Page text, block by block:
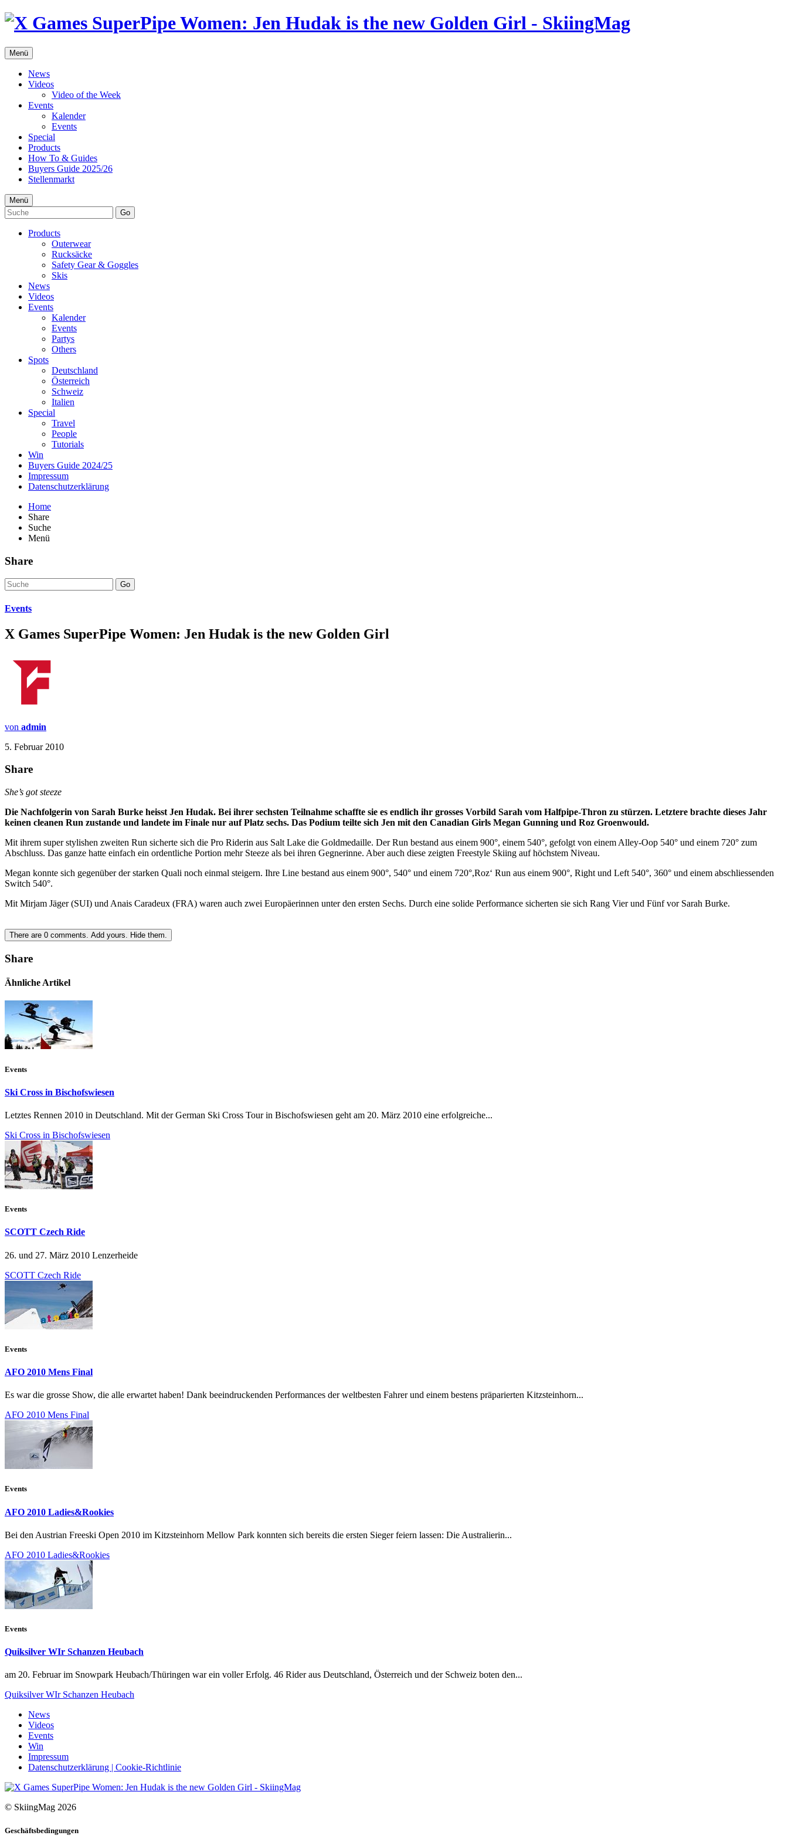
Menü
News
Videos
Video of the Week
Events
Kalender
Events
Special
Products
How To & Guides
Buyers Guide 2025/26
Stellenmarkt
Menü
Go
Products
Outerwear
Rucksäcke
Safety Gear & Goggles
Skis
News
Videos
Events
Kalender
Events
Partys
Others
Spots
Deutschland
Österreich
Schweiz
Italien
Special
Travel
People
Tutorials
Win
Buyers Guide 2024/25
Impressum
Datenschutzerklärung
Home
Share
Suche
Menü
Share
Go
Events
X Games SuperPipe Women: Jen Hudak is the new Golden Girl
von admin
5. Februar 2010
Share
She’s got steeze
Die Nachfolgerin von Sarah Burke heisst Jen Hudak. Bei ihrer sechsten Teilnahme schaffte sie es endlich ihr grosses Vorbild Sarah vom Halfpipe-Thron zu stürzen. Letztere brachte dieses Jahr
keinen cleanen Run zustande und landete im Finale nur auf Platz sechs. Das Podium teilte sich Jen mit den Canadian Girls Megan Gunning und Roz Groenwould.
Mit ihrem super stylishen zweiten Run sicherte sich die Pro Riderin aus Salt Lake die Goldmedaille. Der Run bestand aus einem 900°, einem 540°, gefolgt von einem Alley-Oop 540° und einem 720° zum
Abschluss. Das ganze hatte einfach ein ordentliche Portion mehr Steeze als bei ihren Gegnerinne. Aber auch diese zeigten Freestyle Skiing auf höchstem Niveau.
Megan konnte sich gegenüber der starken Quali noch einmal steigern. Ihre Line bestand aus einem 900°, 540° und einem 720°,Roz‘ Run aus einem 900°, Right und Left 540°, 360° und einem abschliessenden
Switch 540°.
Mit Mirjam Jäger (SUI) und Anais Caradeux (FRA) waren auch zwei Europäerinnen unter den ersten Sechs. Durch eine solide Performance sicherten sie sich Rang Vier und Fünf vor Sarah Burke.
There are 0 comments. Add yours. Hide them.
Share
Ähnliche Artikel
Events
Ski Cross in Bischofswiesen
Letztes Rennen 2010 in Deutschland. Mit der German Ski Cross Tour in Bischofswiesen geht am 20. März 2010 eine erfolgreiche...
Ski Cross in Bischofswiesen
Events
SCOTT Czech Ride
26. und 27. März 2010 Lenzerheide
SCOTT Czech Ride
Events
AFO 2010 Mens Final
Es war die grosse Show, die alle erwartet haben! Dank beeindruckenden Performances der weltbesten Fahrer und einem bestens präparierten Kitzsteinhorn...
AFO 2010 Mens Final
Events
AFO 2010 Ladies&Rookies
Bei den Austrian Freeski Open 2010 im Kitzsteinhorn Mellow Park konnten sich bereits die ersten Sieger feiern lassen: Die Australierin...
AFO 2010 Ladies&Rookies
Events
Quiksilver WIr Schanzen Heubach
am 20. Februar im Snowpark Heubach/Thüringen war ein voller Erfolg. 46 Rider aus Deutschland, Österreich und der Schweiz boten den...
Quiksilver WIr Schanzen Heubach
News
Videos
Events
Win
Impressum
Datenschutzerklärung | Cookie-Richtlinie
© SkiingMag 2026
Geschäftsbedingungen